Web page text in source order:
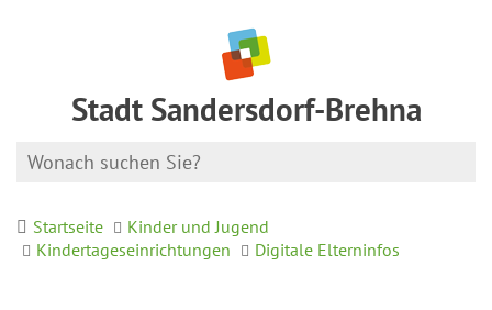
Stadt Sandersdorf-Brehna
Startseite
Kinder und Jugend
Kindertageseinrichtungen
Digitale Elterninfos